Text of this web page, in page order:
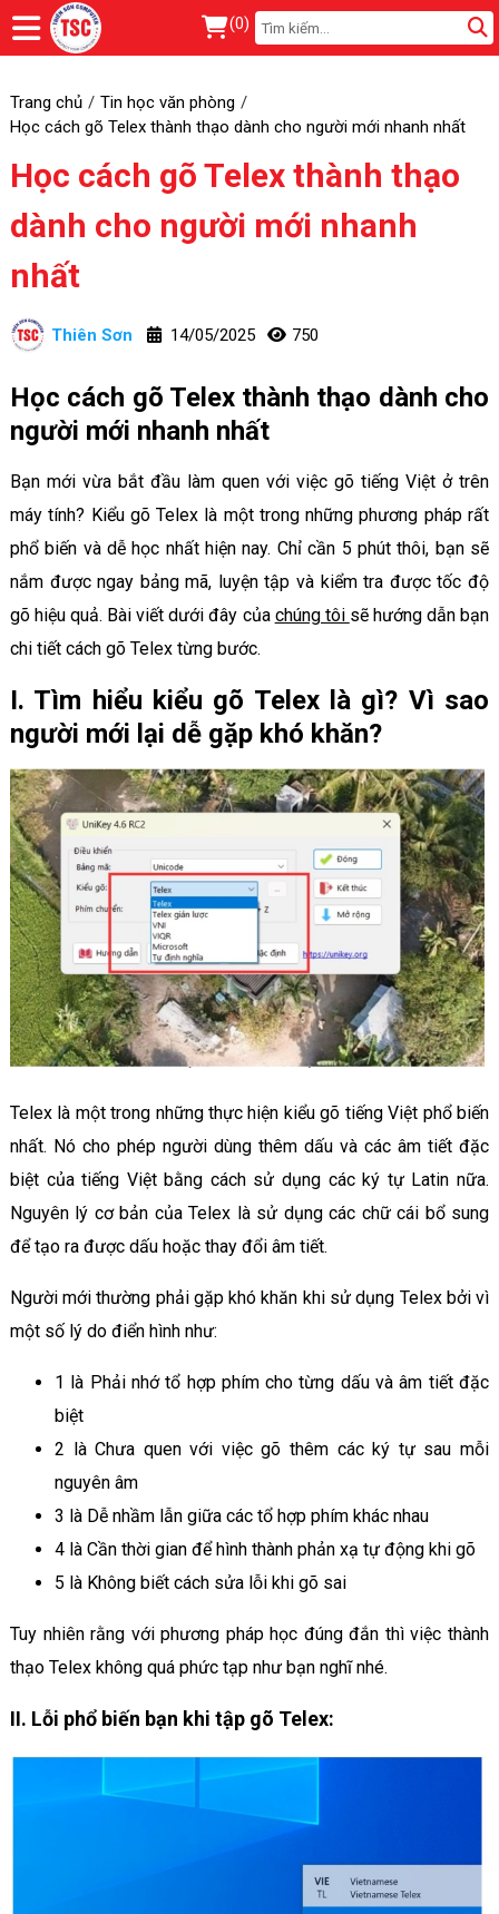
(0)
Trang chủ
Tin học văn phòng
Học cách gõ Telex thành thạo dành cho người mới nhanh nhất
Học cách gõ Telex thành thạo
dành cho người mới nhanh
nhất
Thiên Sơn 14/05/2025 750
Học cách gõ Telex thành thạo dành cho
người mới nhanh nhất
Bạn mới vừa bắt đầu làm quen với việc gõ tiếng Việt ở trên
máy tính? Kiểu gõ Telex là một trong những phương pháp rất
phổ biến và dễ học nhất hiện nay. Chỉ cần 5 phút thôi, bạn sẽ
nắm được ngay bảng mã, luyện tập và kiểm tra được tốc độ
gõ hiệu quả. Bài viết dưới đây của chúng tôi sẽ hướng dẫn bạn
chi tiết cách gõ Telex từng bước.
I. Tìm hiểu kiểu gõ Telex là gì? Vì sao
người mới lại dễ gặp khó khăn?
Telex là một trong những thực hiện kiểu gõ tiếng Việt phổ biến
nhất. Nó cho phép người dùng thêm dấu và các âm tiết đặc
biệt của tiếng Việt bằng cách sử dụng các ký tự Latin nữa.
Nguyên lý cơ bản của Telex là sử dụng các chữ cái bổ sung
để tạo ra được dấu hoặc thay đổi âm tiết.
Người mới thường phải gặp khó khăn khi sử dụng Telex bởi vì
một số lý do điển hình như:
1 là Phải nhớ tổ hợp phím cho từng dấu và âm tiết đặc
biệt
2 là Chưa quen với việc gõ thêm các ký tự sau mỗi
nguyên âm
3 là Dễ nhầm lẫn giữa các tổ hợp phím khác nhau
4 là Cần thời gian để hình thành phản xạ tự động khi gõ
5 là Không biết cách sửa lỗi khi gõ sai
Tuy nhiên rằng với phương pháp học đúng đắn thì việc thành
thạo Telex không quá phức tạp như bạn nghĩ nhé.
II. Lỗi phổ biến bạn khi tập gõ Telex: